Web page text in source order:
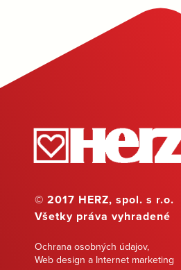
© 2017 HERZ, spol. s r.o.
Všetky práva vyhradené
Ochrana osobných údajov,
Web design a Internet marketing